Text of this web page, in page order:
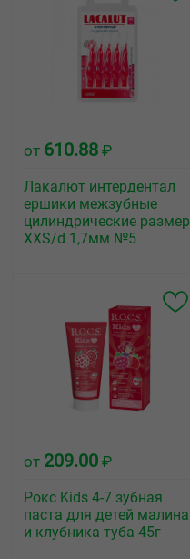
от 610.88 ₽
Лакалют интердентал
ершики межзубные
цилиндрические размер
XXS/d 1,7мм №5
от 209.00 ₽
Рокс Kids 4-7 зубная
паста для детей малина
и клубника туба 45г